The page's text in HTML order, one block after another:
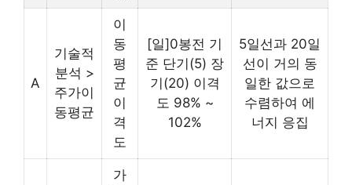
A
기술적
분석 >
주가이
동평균
이
동
평
균
이
격
도
[일]0봉전 기
준 단기(5) 장
기(20) 이격
도 98% ~
102%
5일선과 20일
선이 거의 동
일한 값으로
수렴하여 에
너지 응집
가